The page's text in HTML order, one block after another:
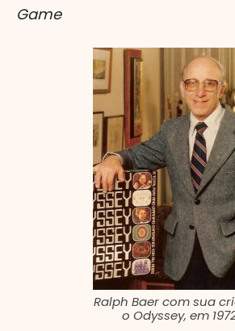
Game
Ralph Baer com sua
o Odyssey, em